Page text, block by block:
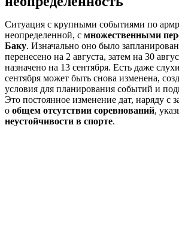
Ситуация с крупными событиями по
неопределенной, с множественными
Баку. Изначально оно было
перенесено на 2 августа, затем на 30
назначено на 13 сентября. Есть даже
сентября может быть снова изменена,
условия для планирования событий и
Это постоянное изменение дат, наряду с
о общем отсутствии соревнований,
неустойчивости в спорте.